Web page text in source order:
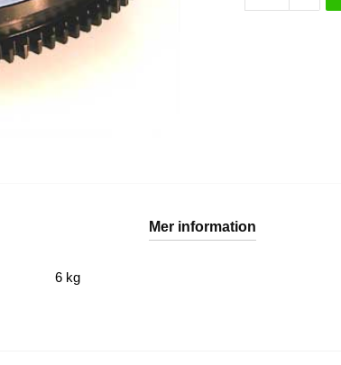
1JZ
Mer information
6 kg